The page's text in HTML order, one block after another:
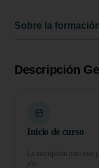
Sobre la
Descripción
Inicio de curso
La inscripción para este
año.